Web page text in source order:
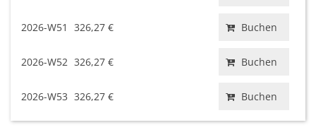
2026-W51 326,27 € Buchen
2026-W52 326,27 € Buchen
2026-W53 326,27 € Buchen